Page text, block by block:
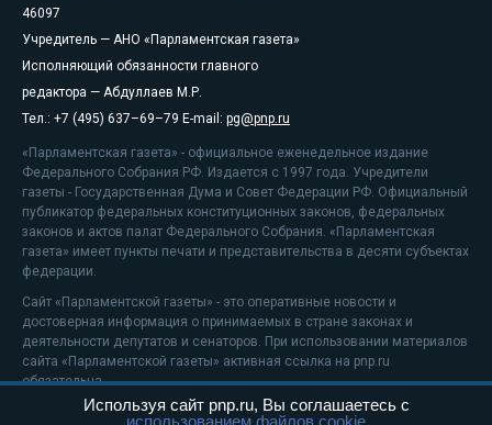
46097
Учредитель — АНО «Парламентская газета»
Исполняющий обязанности главного
редактора — Абдуллаев М.Р.
Тел.: +7 (495) 637–69–79 E-mail: pg@pnp.ru
«Парламентская газета» - официальное еженедельное издание
Федерального Собрания РФ. Издается с 1997 года. Учредители
газеты - Государственная Дума и Совет Федерации РФ. Официальный
публикатор федеральных конституционных законов, федеральных
законов и актов палат Федерального Собрания. «Парламентская
газета» имеет пункты печати и представительства в десяти субъектах
федерации.
Сайт «Парламентской газеты» - это оперативные новости и
достоверная информация о принимаемых в стране законах и
деятельности депутатов и сенаторов. При использовании материалов
сайта «Парламентской газеты» активная ссылка на pnp.ru
обязательна.
На информационном ресурсе применяютсярекомендательные
Используя сайт pnp.ru, Вы соглашаетесь с
использованием файлов cookie